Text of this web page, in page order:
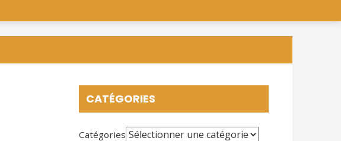
CATÉGORIES
Catégories